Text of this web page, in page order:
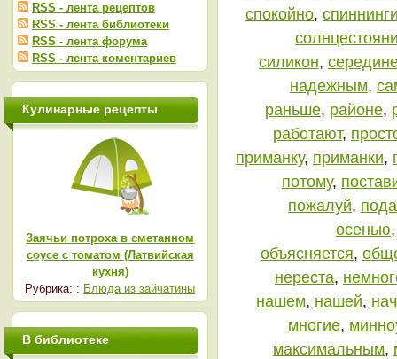
спокойно,
силикон,
надежным,
раньше, районе,
работают,
приманку, приманки,
потому,
пожалуй,
осенью
объясняется,
нереста,
нашем, нашей,
многие,
максимальным,
RSS - лента рецептов
RSS - лента библиотеки
RSS - лента форума
RSS - лента коментариев
Кулинарные рецепты
Заячьи потроха в сметанном
соусе с томатом (Латвийская
кухня)
Рубрика: : Блюда из зайчатины
В библиотеке